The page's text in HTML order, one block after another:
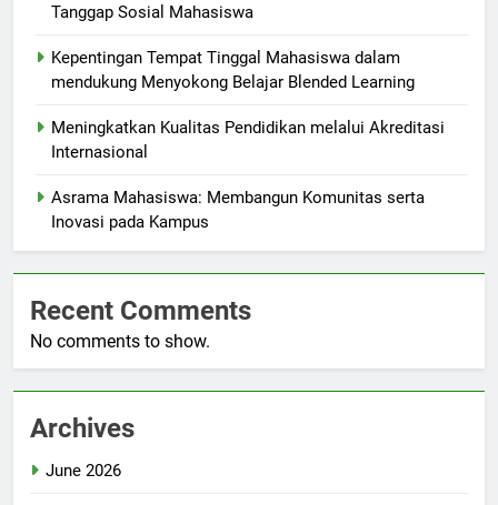
Tanggap Sosial Mahasiswa
Kepentingan Tempat Tinggal Mahasiswa dalam
mendukung Menyokong Belajar Blended Learning
Meningkatkan Kualitas Pendidikan melalui Akreditasi
Internasional
Asrama Mahasiswa: Membangun Komunitas serta
Inovasi pada Kampus
Recent Comments
No comments to show.
Archives
June 2026